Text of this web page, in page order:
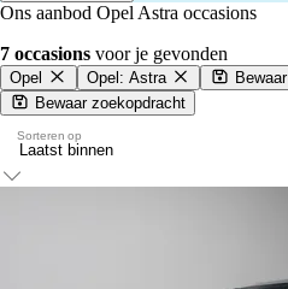
Ons aanbod Opel Astra occasions
7 occasions voor je gevonden
Opel Opel: Astra
Bewaar zoekopdracht
Sorteren op